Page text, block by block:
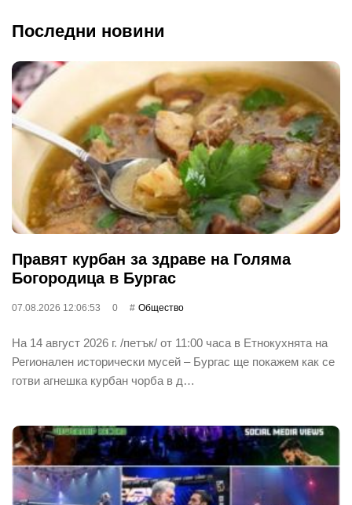
Последни новини
Правят курбан за здраве на Голяма
Богородица в Бургас
07.08.2026 12:06:53 0 Общество
На 14 август 2026 г. /петък/ от 11:00 часа в Етнокухнята на
Регионален исторически мусей – Бургас ще покажем как се
готви агнешка курбан чорба в д…